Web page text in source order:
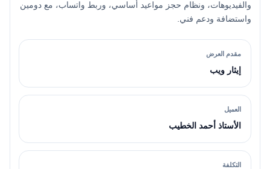
والفيديوهات، ونظام حجز مواعيد أساسي، وربط واتساب، مع دومين
واستضافة ودعم فني.
مقدم العرض
إيثار ويب
العميل
الأستاذ أحمد الخطيب
التكلفة